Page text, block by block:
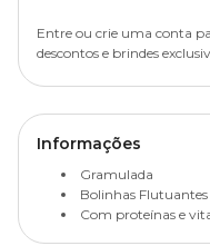
Entre ou crie uma conta
descontos e brindes
Informações
Gramulada
Bolinhas Flutuantes
Com proteínas e